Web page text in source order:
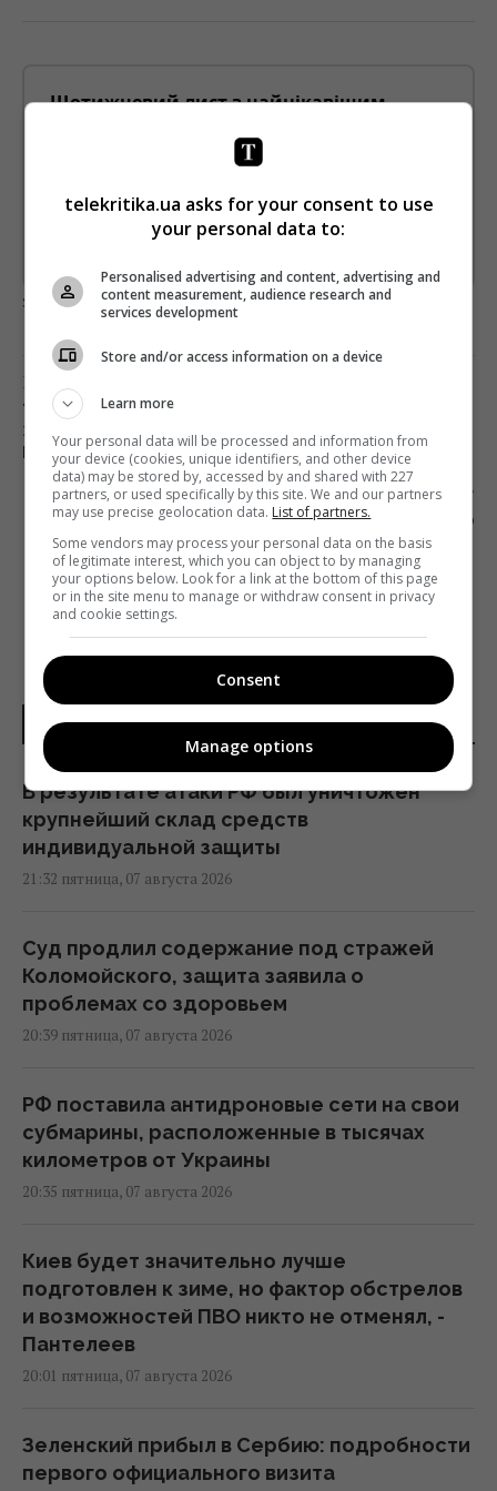
Щотижневий лист з найцікавішим.
Підпишіться ще раз, якщо не отримуєте від нас листи
* Підписатись→
загрузка...
Предыдущий пост
ТЕЛЕКАНАЛ «ПРЯМОЙ» ПРОСРОЧИЛ СРОК ПО
ЗАПУСКУ РАДИОСТАНЦИИ И ИГНОРИРУЕТ
НАЦСОВЕТ
Следующий пост
СПУСТЯ 5 ЛЕТ НАЦСОВЕТ ВЫИГРАЛ СУД ПО
ШТРАФУ «112 УКРАИНА»
НОВОСТИ УКРАИНЫ
В результате атаки РФ был уничтожен
крупнейший склад средств
индивидуальной защиты
21:32 пятница, 07 августа 2026
Суд продлил содержание под стражей
Коломойского, защита заявила о
проблемах со здоровьем
20:39 пятница, 07 августа 2026
РФ поставила антидроновые сети на свои
субмарины, расположенные в тысячах
километров от Украины
20:35 пятница, 07 августа 2026
Киев будет значительно лучше
подготовлен к зиме, но фактор обстрелов
и возможностей ПВО никто не отменял, -
Пантелеев
20:01 пятница, 07 августа 2026
Зеленский прибыл в Сербию: подробности
первого официального визита
telekritika.ua asks for your consent to use
your personal data to:
Personalised advertising and content, advertising and
content measurement, audience research and
services development
Store and/or access information on a device
Learn more
Your personal data will be processed and information from
your device (cookies, unique identifiers, and other device
data) may be stored by, accessed by and shared with 227
partners, or used specifically by this site. We and our partners
may use precise geolocation data. List of partners.
Some vendors may process your personal data on the basis
of legitimate interest, which you can object to by managing
your options below. Look for a link at the bottom of this page
or in the site menu to manage or withdraw consent in privacy
and cookie settings.
Consent
Manage options